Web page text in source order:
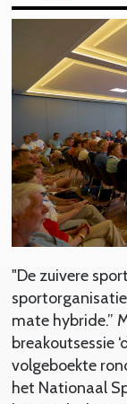
"De zuivere
mate hybride.”
breakoutsessie
volgeboekte
het Nationaal